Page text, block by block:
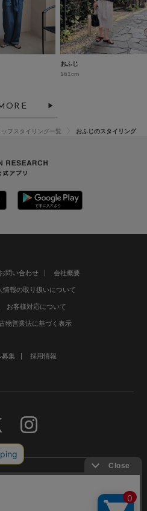
おふじ
161cm
ッフスタイリング一覧 おふじのスタイリング
お問い合わせ 会社概要
情報の取り扱いについて
お客様対応について
物営業法に基づく表示
募集 採用情報